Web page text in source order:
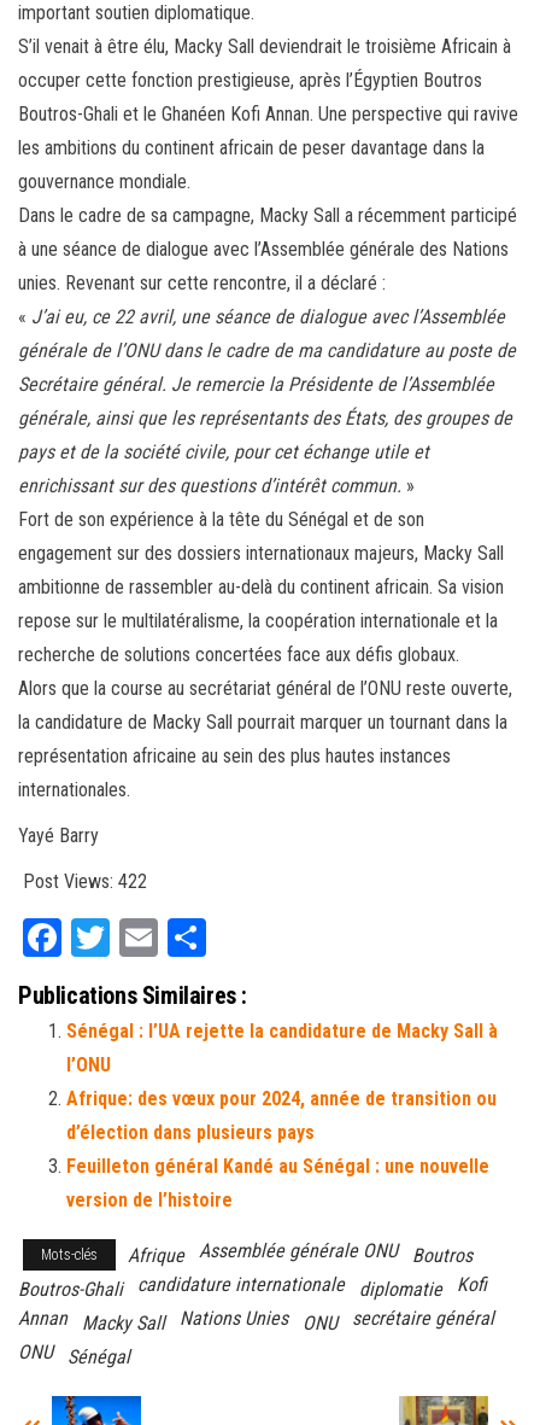
important soutien diplomatique.
S’il venait à être élu, Macky Sall deviendrait le troisième Africain à
occuper cette fonction prestigieuse, après l’Égyptien Boutros
Boutros-Ghali et le Ghanéen Kofi Annan. Une perspective qui ravive
les ambitions du continent africain de peser davantage dans la
gouvernance mondiale.
Dans le cadre de sa campagne, Macky Sall a récemment participé
à une séance de dialogue avec l’Assemblée générale des Nations
unies. Revenant sur cette rencontre, il a déclaré :
« J’ai eu, ce 22 avril, une séance de dialogue avec l’Assemblée
générale de l’ONU dans le cadre de ma candidature au poste de
Secrétaire général. Je remercie la Présidente de l’Assemblée
générale, ainsi que les représentants des États, des groupes de
pays et de la société civile, pour cet échange utile et
enrichissant sur des questions d’intérêt commun. »
Fort de son expérience à la tête du Sénégal et de son
engagement sur des dossiers internationaux majeurs, Macky Sall
ambitionne de rassembler au-delà du continent africain. Sa vision
repose sur le multilatéralisme, la coopération internationale et la
recherche de solutions concertées face aux défis globaux.
Alors que la course au secrétariat général de l’ONU reste ouverte,
la candidature de Macky Sall pourrait marquer un tournant dans la
représentation africaine au sein des plus hautes instances
internationales.
Yayé Barry
Post Views: 422
Fa
ce
bo
ok
T
tt
er
E
m
ail ag
er
Publications Similaires :
Sénégal : l’UA rejette la candidature de Macky Sall à
l’ONU
Afrique: des vœux pour 2024, année de transition ou
d’élection dans plusieurs pays
Feuilleton général Kandé au Sénégal : une nouvelle
version de l’histoire
Mots-clés Afrique Assemblée générale ONU
Boutros
Boutros-Ghali
candidature internationale diplomatie
Kofi
Annan
Macky Sall Nations Unies ONU
secrétaire général
ONU
Sénégal